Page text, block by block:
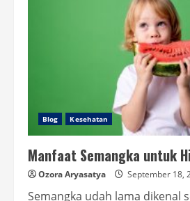
Blog Kesehatan
Manfaat Semangka untuk
Ozora Aryasatya September 18,
Semangka udah lama dikenal